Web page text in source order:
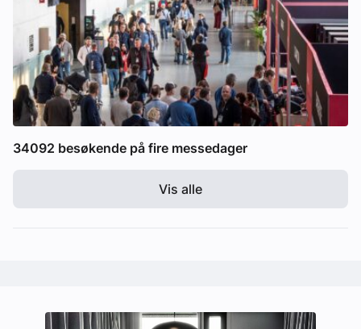
34092 besøkende på fire messedager
Vis alle